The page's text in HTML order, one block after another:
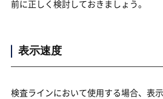
前に正しく検討しておきましょう。
表示速度
検査ラインにおいて使用する場合、表